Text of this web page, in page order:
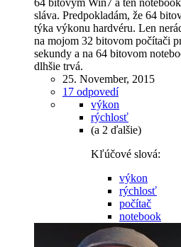
sláva. Predpokladám, že 64
týka výkonu hardvéru. Len
na mojom 32 bitovom počítači
sekundy a na 64 bitovom
dlhšie trvá.
25. November, 2015
17 odpovedí
výkon
rýchlosť
(a 2 ďalšie)
Kľúčové slová:
výkon
rýchlosť
počítač
notebook